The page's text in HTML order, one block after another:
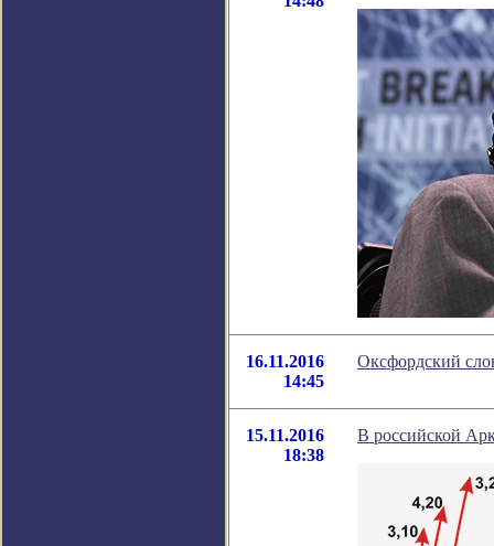
16.11.2016
14:45
Оксфордский
15.11.2016
18:38
В российской